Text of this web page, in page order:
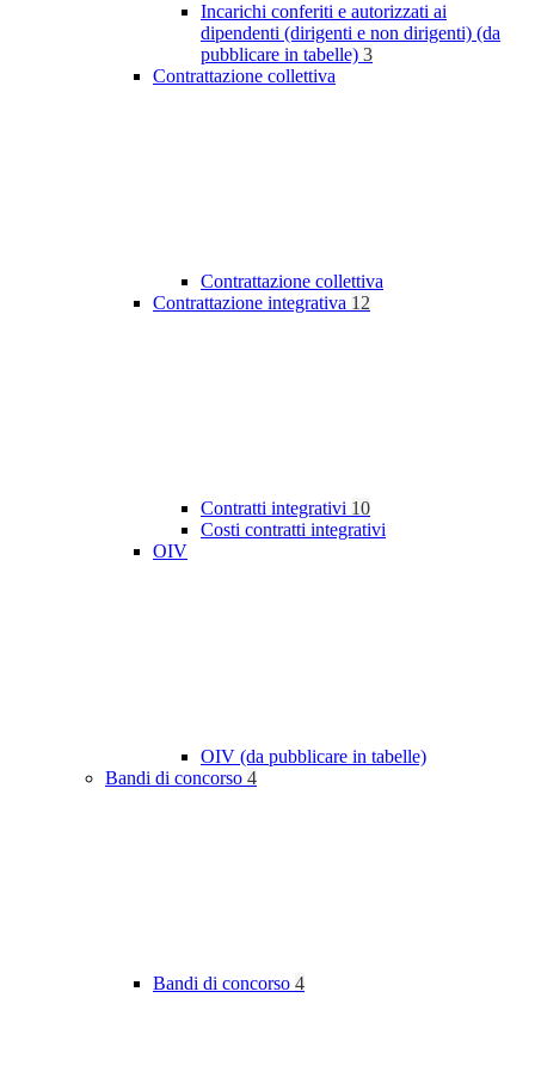
Incarichi conferiti e autorizzati ai
dipendenti (dirigenti e non dirigenti) (da
pubblicare in tabelle) 3
Contrattazione collettiva
Contrattazione collettiva
Contrattazione integrativa 12
Contratti integrativi 10
Costi contratti integrativi
OIV
OIV (da pubblicare in tabelle)
Bandi di concorso 4
Bandi di concorso 4